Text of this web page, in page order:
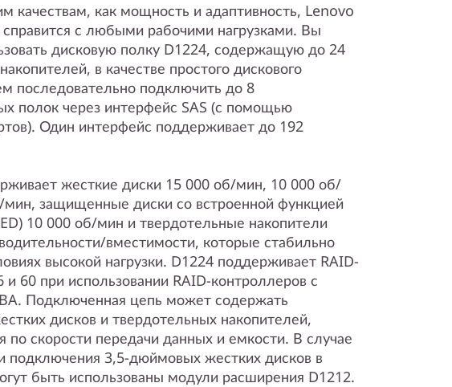
качествам, как мощность и адаптивность, Lenovo
с любыми рабочими нагрузками. Вы
дисковую полку D1224, содержащую до 24
в качестве простого дискового
последовательно подключить до 8
полок через интерфейс SAS (с помощью
Один интерфейс поддерживает до 192
жесткие диски 15 000 об/мин, 10 000 об/
защищенные диски со встроенной функцией
10 000 об/мин и твердотельные накопители
вместимости, которые стабильно
высокой нагрузки. D1224 поддерживает RAID-
и 60 при использовании RAID-контроллеров с
Подключенная цепь может содержать
дисков и твердотельных накопителей,
по скорости передачи данных и емкости. В случае
подключения 3,5-дюймовых жестких дисков в
быть использованы модули расширения D1212.